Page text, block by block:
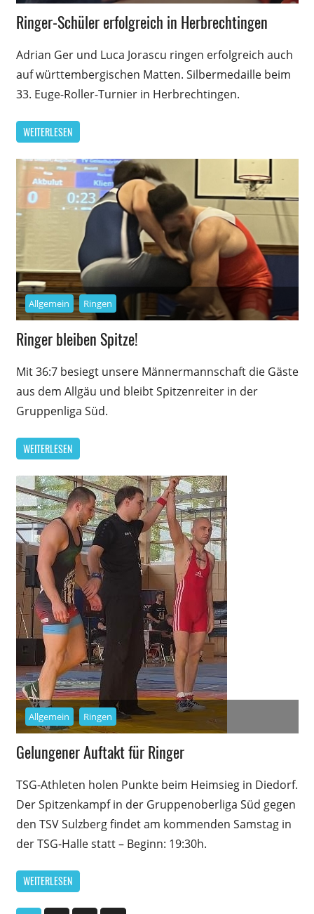
Ringer-Schüler erfolgreich in Herbrechtingen
Adrian Ger und Luca Jorascu ringen erfolgreich auch
auf württembergischen Matten. Silbermedaille beim
33. Euge-Roller-Turnier in Herbrechtingen.
WEITERLESEN
Allgemein Ringen
Ringer bleiben Spitze!
Mit 36:7 besiegt unsere Männermannschaft die Gäste
aus dem Allgäu und bleibt Spitzenreiter in der
Gruppenliga Süd.
WEITERLESEN
Allgemein Ringen
Gelungener Auftakt für Ringer
TSG-Athleten holen Punkte beim Heimsieg in Diedorf.
Der Spitzenkampf in der Gruppenoberliga Süd gegen
den TSV Sulzberg findet am kommenden Samstag in
der TSG-Halle statt – Beginn: 19:30h.
WEITERLESEN